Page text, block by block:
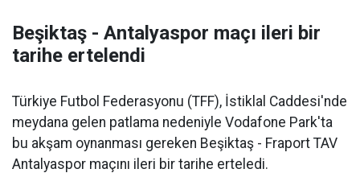
Beşiktaş - Antalyaspor maçı ileri bir
tarihe ertelendi
Türkiye Futbol Federasyonu (TFF), İstiklal Caddesi'nde
meydana gelen patlama nedeniyle Vodafone Park'ta
bu akşam oynanması gereken Beşiktaş - Fraport TAV
Antalyaspor maçını ileri bir tarihe erteledi.